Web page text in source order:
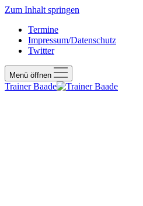
Zum Inhalt springen
Termine
Impressum/Datenschutz
Twitter
Menü öffnen
Trainer Baade